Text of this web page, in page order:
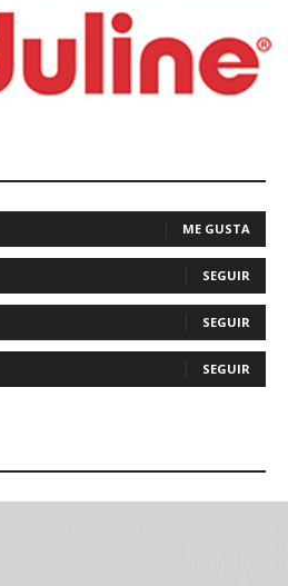
ME GUSTA
SEGUIR
SEGUIR
SEGUIR